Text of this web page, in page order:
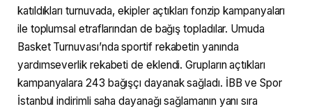
katıldıkları turnuvada, ekipler açtıkları fonzip kampanyaları
ile toplumsal etraflarından de bağış topladılar. Umuda
Basket Turnuvası’nda sportif rekabetin yanında
yardımseverlik rekabeti de eklendi. Grupların açtıkları
kampanyalara 243 bağışçı dayanak sağladı. İBB ve Spor
İstanbul indirimli saha dayanağı sağlamanın yanı sıra